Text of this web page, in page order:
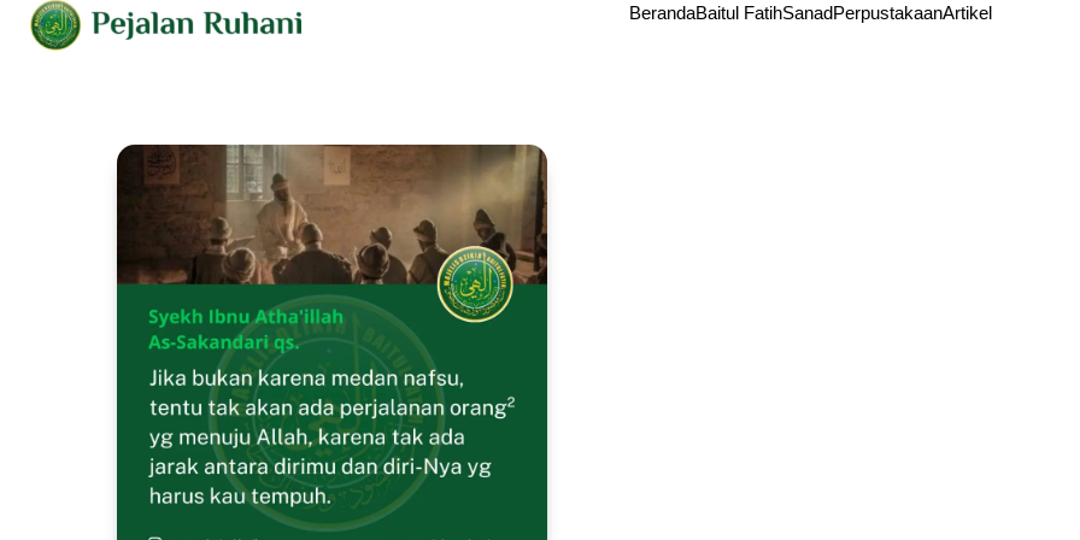
BerandaBaitul FatihSanadPerpustakaanArtikel